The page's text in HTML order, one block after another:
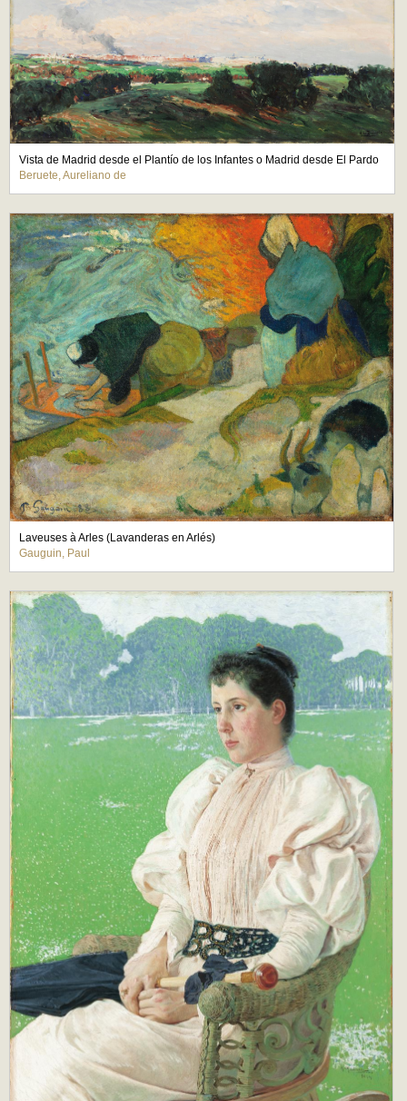
Vista de Madrid desde el Plantío de los Infantes o Madrid desde El Pardo
Beruete, Aureliano de
Laveuses à Arles (Lavanderas en Arlés)
Gauguin, Paul